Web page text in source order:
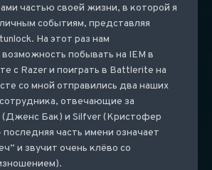
частью своей жизни, в которой я
событиям, представляя
На этот раз нам
побывать на IEM в
с Razer и поиграть в Battlerite на
со мной отправились два наших
отвечающие за
(Дженс Бак) и Silfver (Кристофер
часть имени означает
и звучит очень клёво со